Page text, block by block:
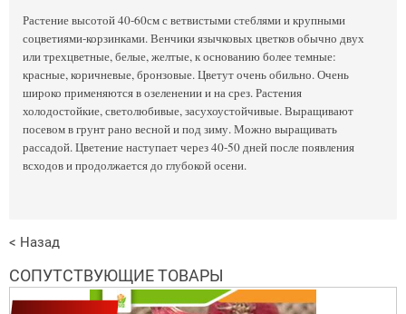
Растение высотой 40-60см с ветвистыми стеблями и крупными
соцветиями-корзинками. Венчики язычковых цветков обычно двух
или трехцветные, белые, желтые, к основанию более темные:
красные, коричневые, бронзовые. Цветут очень обильно. Очень
широко применяются в озеленении и на срез. Растения
холодостойкие, светолюбивые, засухоустойчивые. Выращивают
посевом в грунт рано весной и под зиму. Можно выращивать
рассадой. Цветение наступает через 40-50 дней после появления
всходов и продолжается до глубокой осени.
< Назад
СОПУТСТВУЮЩИЕ ТОВАРЫ